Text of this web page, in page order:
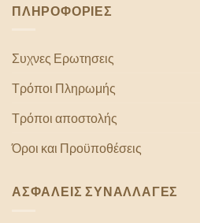
ΠΛΗΡΟΦΟΡΙΕΣ
Συχνες Ερωτησεις
Τρόποι Πληρωμής
Τρόποι αποστολής
Όροι και Προϋποθέσεις
ΑΣΦΑΛΕΙΣ ΣΥΝΑΛΛΑΓΕΣ